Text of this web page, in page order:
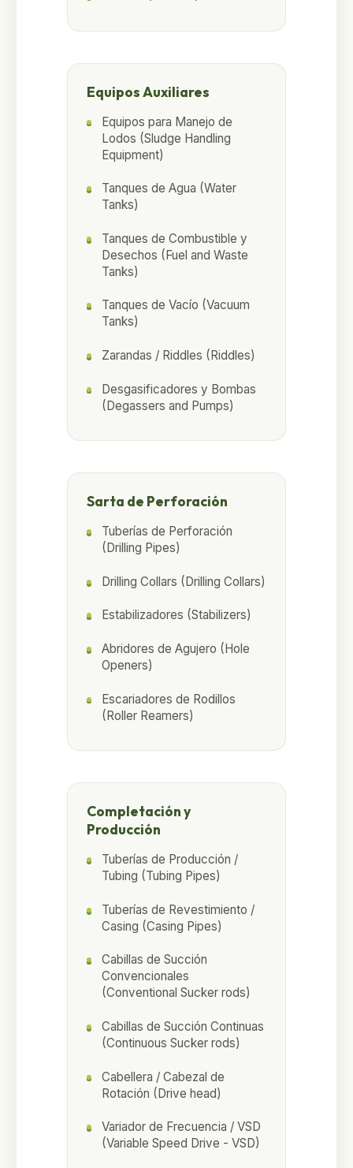
Equipos Auxiliares
Equipos para Manejo de
Lodos (Sludge Handling
Equipment)
Tanques de Agua (Water
Tanks)
Tanques de Combustible y
Desechos (Fuel and Waste
Tanks)
Tanques de Vacío (Vacuum
Tanks)
Zarandas / Riddles (Riddles)
Desgasificadores y Bombas
(Degassers and Pumps)
Sarta de Perforación
Tuberías de Perforación
(Drilling Pipes)
Drilling Collars (Drilling Collars)
Estabilizadores (Stabilizers)
Abridores de Agujero (Hole
Openers)
Escariadores de Rodillos
(Roller Reamers)
Completación y
Producción
Tuberías de Producción /
Tubing (Tubing Pipes)
Tuberías de Revestimiento /
Casing (Casing Pipes)
Cabillas de Succión
Convencionales
(Conventional Sucker rods)
Cabillas de Succión Continuas
(Continuous Sucker rods)
Cabellera / Cabezal de
Rotación (Drive head)
Variador de Frecuencia / VSD
(Variable Speed Drive - VSD)